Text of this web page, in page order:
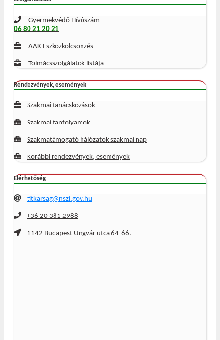
Gyermekvédő Hívószám
06 80 21 20 21
AAK Eszközkölcsönzés
Tolmácsszolgálatok listája
Rendezvények, események
Szakmai tanácskozások
Szakmai tanfolyamok
Szakmatámogató hálózatok szakmai nap
Korábbi rendezvények, események
Elérhetőség
titkarsag@nszi.gov.hu
+36 20 381 2988
1142 Budapest Ungvár utca 64-66.